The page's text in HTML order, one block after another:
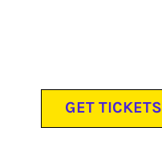
GET TICKETS